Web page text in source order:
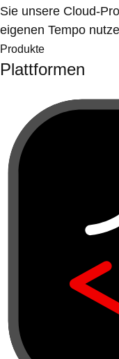
Sie unsere Cloud-
eigenen Tempo
Produkte
Plattformen